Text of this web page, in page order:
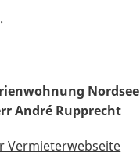
Nordsee
André Rupprecht
Vermieterwebseite